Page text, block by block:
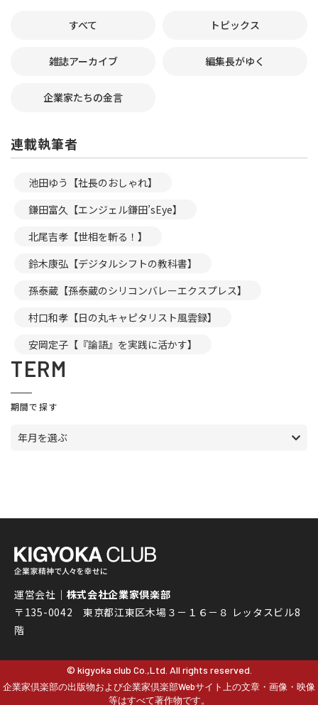
すべて トピックス
雑誌アーカイブ 編集長がゆく
企業家たちの金言
連載執筆者
池田ゆう【社長のおしゃれ】
鎌田富久【エンジェル鎌田’sEye】
北尾吉孝【世相を斬る！】
鈴木康弘【デジタルシフトの教科書】
孫泰蔵【孫泰蔵のシリコンバレーエクスプレス】
村口和孝【日の丸キャピタリスト風雲録】
安岡定子【『論語』を実践に活かす】
TERM
期間で探す
年月を選ぶ
運営会社｜ 株式会社企業家倶楽部
〒135-0042 東京都江東区木場３－１６－８ レッタスビル8
階
© kigyoka club Co.,Ltd. All rights reserved.
企業家倶楽部の出版物および企業家倶楽部Webサイト上の文章・画像・映像
等はすべて著作物です。